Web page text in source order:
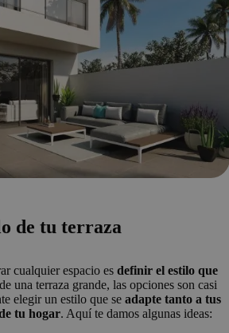
de tu terraza
cualquier espacio esdefinir el estilo que
una terraza grande, las opciones son casi
elegir un estilo que seadapte tanto a tus
tu hogar. Aquí te damos algunas ideas: